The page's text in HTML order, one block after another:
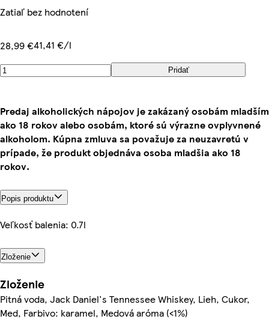
Zatiaľ bez hodnotení
28,99 €41,41 €/l
Pridať
Predaj alkoholických nápojov je zakázaný osobám mladším
ako 18 rokov alebo osobám, ktoré sú výrazne ovplyvnené
alkoholom. Kúpna zmluva sa považuje za neuzavretú v
prípade, že produkt objednáva osoba mladšia ako 18
rokov.
Popis produktu
Veľkosť balenia: 0.7l
Zloženie
Zloženie
Pitná voda, Jack Daniel's Tennessee Whiskey, Lieh, Cukor,
Med, Farbivo: karamel, Medová aróma (<1%)